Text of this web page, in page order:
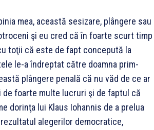
mea, această sesizare, plângere sau
şi eu cred că în foarte scurt timp
toţii că este de fapt concepută la
le-a îndreptat către doamna prim-
plângere penală că nu văd de ce ar
foarte multe lucruri şi de faptul că
dorinţa lui Klaus Iohannis de a prelua
alegerilor democratice,